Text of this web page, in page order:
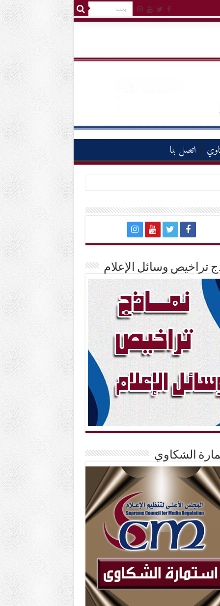
اتصل بنا
تراخيص وسائل الإعلام
الشكاوي